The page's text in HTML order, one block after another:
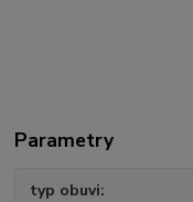
Parametry
typ obuvi